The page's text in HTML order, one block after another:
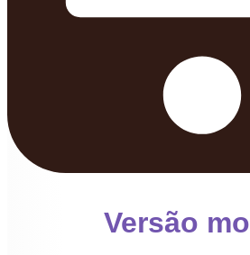
Versão